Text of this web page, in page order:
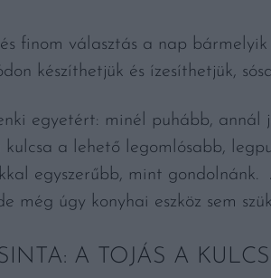
finom választás a nap
készíthetjük és ízesíthetjük,
egyetért: minél puhább, annál
a lehető legomlósabb,
egyszerűbb, mint
még úgy konyhai eszköz sem
A TOJÁS A KULCS